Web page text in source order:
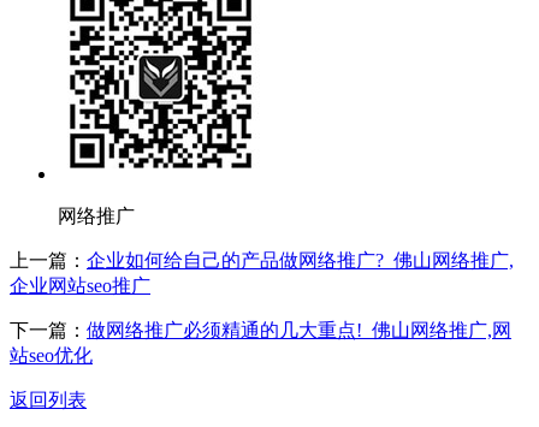
网络推广
上一篇： 企业如何给自己的产品做网络推广?_佛山网络推广,
企业网站seo推广
下一篇： 做网络推广必须精通的几大重点!_佛山网络推广,网
站seo优化
返回列表